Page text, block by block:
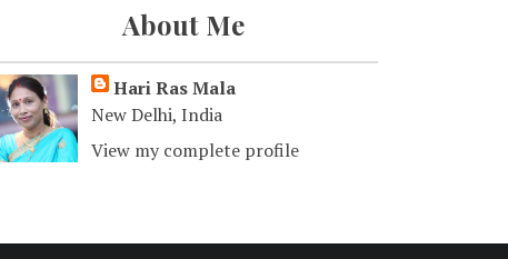
About Me
Hari Ras Mala
New Delhi, India
View my complete profile